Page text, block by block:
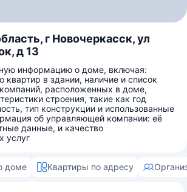
г Новочеркасск, ул
д 13
информацию о доме, включая:
квартир в здании, наличие и список
расположенных в доме,
строения, такие как год
тип конструкции и использованные
об управляющей компании: её
данные, и качество
услуг
доме Квартиры по адресу